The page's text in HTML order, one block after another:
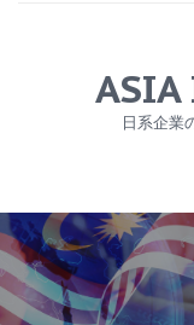
ニュース
労務サービス
プライバシーポリ
ASIA
日系企業